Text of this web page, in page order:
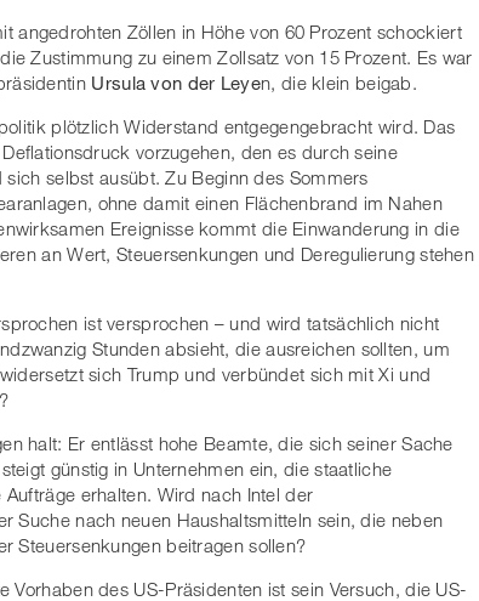
angedrohten Zöllen in Höhe von 60 Prozent schockiert
Zustimmung zu einem Zollsatz von 15 Prozent. Es war
Ursula von der Leyen, die klein beigab.
plötzlich Widerstand entgegengebracht wird. Das
vorzugehen, den es durch seine
selbst ausübt. Zu Beginn des Sommers
ohne damit einen Flächenbrand im Nahen
Ereignisse kommt die Einwanderung in die
an Wert, Steuersenkungen und Deregulierung stehen
ist versprochen – und wird tatsächlich nicht
Stunden absieht, die ausreichen sollten, um
sich Trump und verbündet sich mit Xi und
halt: Er entlässt hohe Beamte, die sich seiner Sache
günstig in Unternehmen ein, die staatliche
erhalten. Wird nach Intel der
Suche nach neuen Haushaltsmitteln sein, die neben
Steuersenkungen beitragen sollen?
Vorhaben des US-Präsidenten ist sein Versuch, die US-